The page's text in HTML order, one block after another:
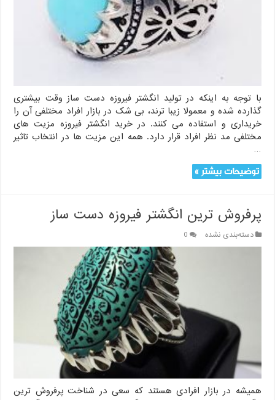
با توجه به اینکه در تولید انگشتر فیروزه دست ساز وقت بیشتری
گذارده شده و معمولا زیبا ترند، بی شک در بازار افراد مختلفی آن را
خریداری و استفاده می کنند. در خرید انگشتر فیروزه مزیت های
مختلفی مد نظر افراد قرار دارد. همه این مزیت ها در انتخاب تاثیر
…
توضیحات بیشتر »
پرفروش ترین انگشتر فیروزه دست ساز
دسته‌بندی نشده 0
همیشه در بازار افرادی هستند که سعی در شناخت پرفروش ترین